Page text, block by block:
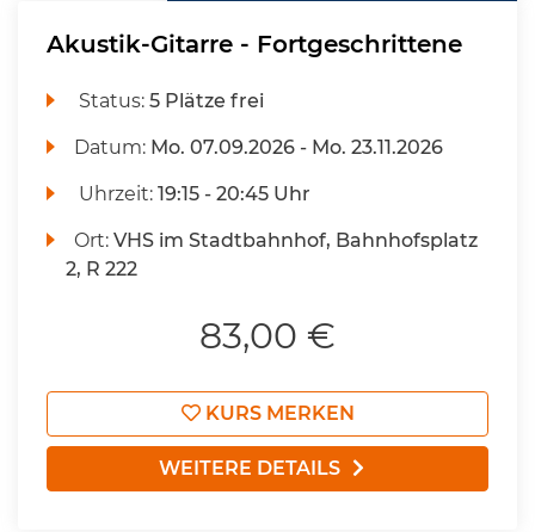
Akustik-Gitarre - Fortgeschrittene
Status:5 Plätze frei
Datum: Mo. 07.09.2026 - Mo. 23.11.2026
Uhrzeit:19:15 - 20:45 Uhr
Ort:VHS im Stadtbahnhof, Bahnhofsplatz
2, R 222
83,00 €
KURS MERKEN
WEITERE DETAILS